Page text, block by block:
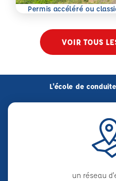
Permis accéléré ou
En savoir plus
VOIR TOUS
L'école de
un réseau